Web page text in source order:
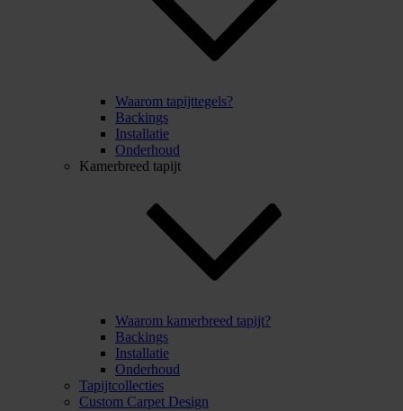
Waarom tapijttegels?
Backings
Installatie
Onderhoud
Kamerbreed tapijt
Waarom kamerbreed tapijt?
Backings
Installatie
Onderhoud
Tapijtcollecties
Custom Carpet Design